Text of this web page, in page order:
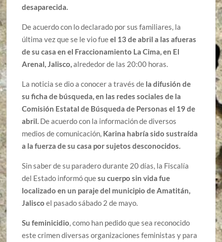
desaparecida.
De acuerdo con lo declarado por sus familiares, la
última vez que se le vio fueel 13 de abril a las afueras
de su casa en el Fraccionamiento La Cima, en El
Arenal, Jalisco,alrededor de las 20:00 horas.
La noticia se dio a conocer a través de la difusión de
su ficha de búsqueda, en las redes sociales de la
Comisión Estatal de Búsqueda de Personas el 19 de
abril. De acuerdo con la información de diversos
medios de comunicación, Karina habría sido sustraída
a la fuerza de su casa por sujetos desconocidos.
Sin saber de su paradero durante 20 días, la Fiscalía
del Estado informó quesu cuerpo sin vida fue
localizado en un paraje del municipio de Amatitán,
Jalisco el pasado sábado 2 de mayo.
Su feminicidio, como han pedido que sea reconocido
este crimen diversas organizaciones feministas y para